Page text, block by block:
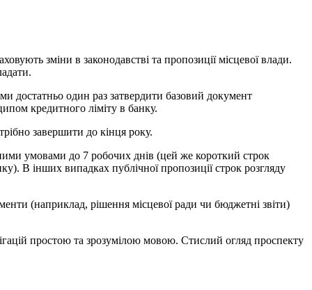
зміни в законодавстві та пропозиції місцевої влади.
достатньо один раз затвердити базовий документ
кредитного ліміту в банку.
завершити до кінця року.
умовами до 7 робочих днів (цей же короткий строк
В інших випадках публічної пропозиції строк розгляду
(наприклад, рішення місцевої ради чи бюджетні звіти)
простою та зрозумілою мовою. Стислий огляд проспекту